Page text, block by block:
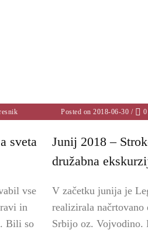
sveta
vse
in
Bili so
Posted on 2018-06-30 / 0
Junij 2018 –
družabna
V začetku junija je
realizirala
Srbijo oz. Vojvodino.